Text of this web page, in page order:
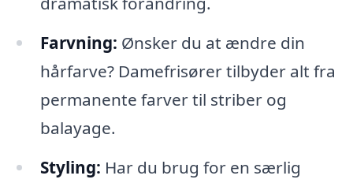
Farvning: Ønsker du at ændre din
hårfarve? Damefrisører tilbyder alt fra
permanente farver til striber og
balayage.
Styling: Har du brug for en særlig